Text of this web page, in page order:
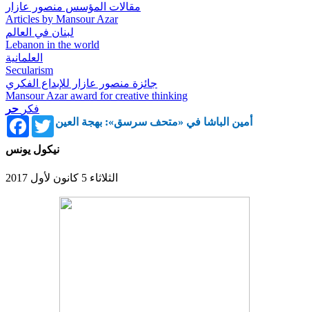
مقالات المؤسس منصور عازار
Articles by Mansour Azar
لبنان في العالم
Lebanon in the world
العلمانية
Secularism
جائزة منصور عازار للإبداع الفكري
Mansour Azar award for creative thinking
فكر حر
FacebookTwitter
أمين الباشا في «متحف سرسق»: بهجة العين
نيكول يونس
الثلاثاء 5 كانون لأول 2017